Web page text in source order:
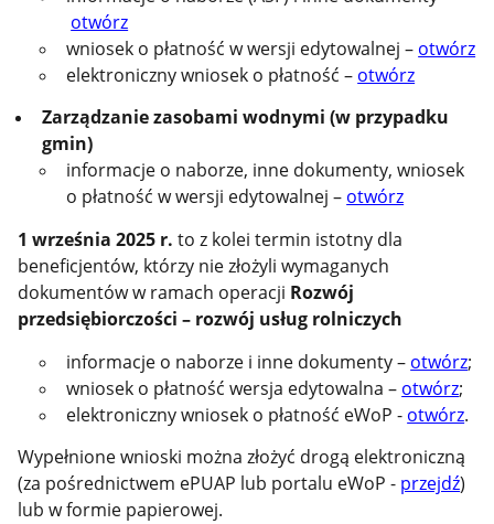
otwórz
wniosek o płatność w wersji edytowalnej – otwórz
elektroniczny wniosek o płatność – otwórz
Zarządzanie zasobami wodnymi (w przypadku
gmin)
informacje o naborze, inne dokumenty, wniosek
o płatność w wersji edytowalnej – otwórz
1 września 2025 r. to z kolei termin istotny dla
beneficjentów, którzy nie złożyli wymaganych
dokumentów w ramach operacji Rozwój
przedsiębiorczości – rozwój usług rolniczych
informacje o naborze i inne dokumenty – otwórz;
wniosek o płatność wersja edytowalna – otwórz;
elektroniczny wniosek o płatność eWoP - otwórz.
Wypełnione wnioski można złożyć drogą elektroniczną
(za pośrednictwem ePUAP lub portalu eWoP - przejdź)
lub w formie papierowej.